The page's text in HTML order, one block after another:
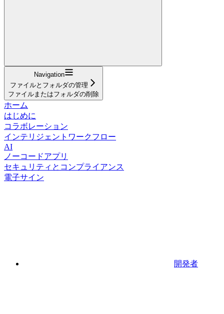
Navigation
ファイルとフォルダの管理
ファイルまたはフォルダの削除
ホーム
はじめに
コラボレーション
インテリジェントワークフロー
AI
ノーコードアプリ
セキュリティとコンプライアンス
電子サイン
開発者